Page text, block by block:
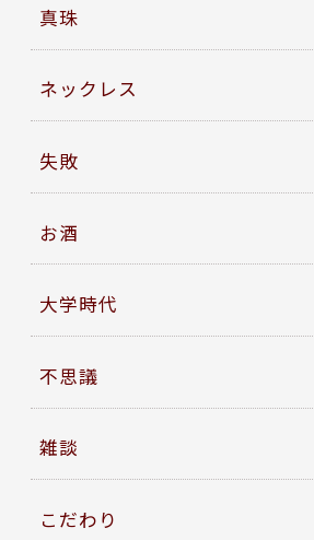
真珠
ネックレス
失敗
お酒
大学時代
不思議
雑談
こだわり